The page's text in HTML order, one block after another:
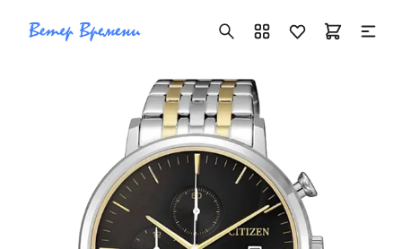
+7 ( 705 ) 181-42-50
info@vetervremeni.kz
Авторизация